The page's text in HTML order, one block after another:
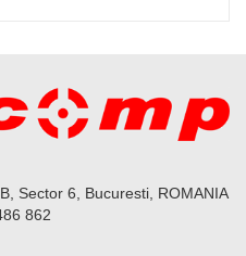
Sector 6, Bucuresti, ROMANIA
862